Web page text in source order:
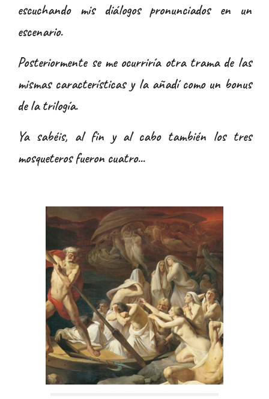
escuchando mis diálogos pronunciados en un
escenario.
Posteriormente se me ocurriría otra trama de las
mismas características y la añadí como un bonus
de la trilogía.
Ya sabéis, al fin y al cabo también los tres
mosqueteros fueron cuatro...